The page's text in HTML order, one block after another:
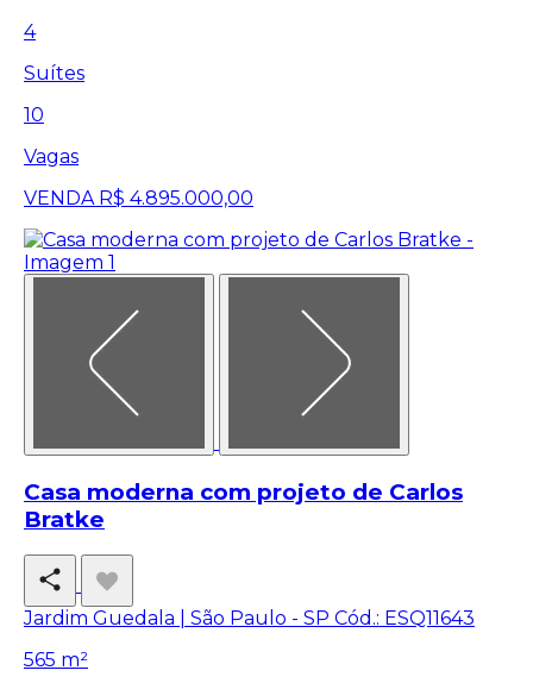
4
Suítes
10
Vagas
VENDA R$ 4.895.000,00
Casa moderna com projeto de Carlos
Bratke
Jardim Guedala | São Paulo - SP Cód.: ESQ11643
565 m²